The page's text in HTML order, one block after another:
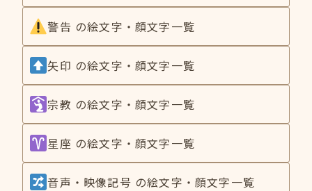
警告 の絵文字・顔文字一覧
矢印 の絵文字・顔文字一覧
宗教 の絵文字・顔文字一覧
星座 の絵文字・顔文字一覧
音声・映像記号 の絵文字・顔文字一覧